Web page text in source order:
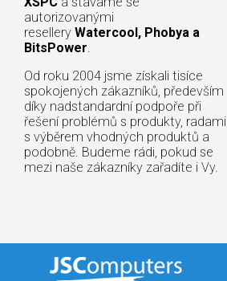
autorizovanými
resellery Watercool, Phobya a
BitsPower.
Od roku 2004 jsme získali tisíce
spokojených zákazníků, především
díky nadstandardní podpoře při
řešení problémů s produkty, radami
s výběrem vhodných produktů a
podobně. Budeme rádi, pokud se
mezi naše zákazníky zařadíte i Vy.